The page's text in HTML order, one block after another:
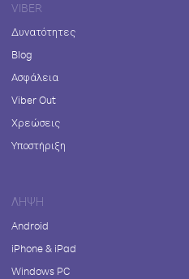
VIBER
Δυνατότητες
Blog
Ασφάλεια
Viber Out
Χρεώσεις
Υποστήριξη
ΛΉΨΗ
Android
iPhone & iPad
Windows PC